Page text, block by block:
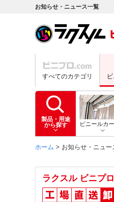
お知らせ・ニュース一覧
すべてのカテゴリ
製品・用途
から探す
ビニールカ
ホーム > お知らせ・ニュー
ラクスル ビニプロ